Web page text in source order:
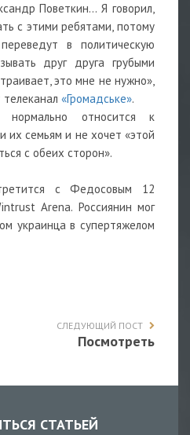
Поветкин... Я говорил,
с этими ребятами, потому
в политическую
друг друга грубыми
это мне не нужно»,
телеканал «Громадське».
нормально относится к
их семьям и не хочет «этой
с обеих сторон».
с Федосовым 12
Arena. Россиянин мог
украинца в супертяжелом
СЛЕДУЮЩИЙ ПОСТ
Посмотреть
СТАТЬЕЙ